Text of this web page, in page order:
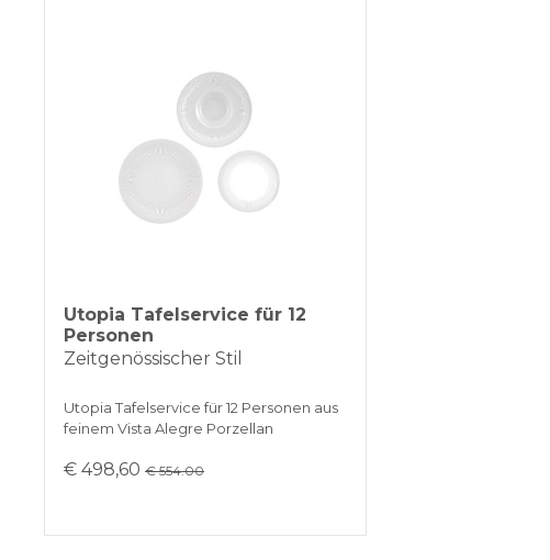
Utopia Tafelservice für 12
Personen
Zeitgenössischer Stil
Utopia Tafelservice für 12 Personen aus
feinem Vista Alegre Porzellan
€ 498,60€ 554.00